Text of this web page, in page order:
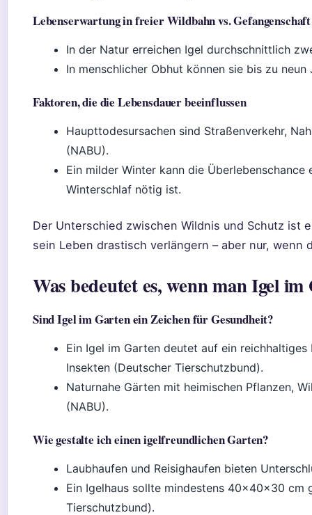
Lebenserwartung in freier Wildbahn vs. Gefangenschaft
In der Natur erreichen Igel durchschnittlich
In menschlicher Obhut können sie bis zu
Faktoren, die die Lebensdauer beeinflussen
Haupttodesursachen sind Straßenverkehr,
(NABU).
Ein milder Winter kann die
Winterschlaf nötig ist.
Der Unterschied zwischen Wildnis und Schutz ist
sein Leben drastisch verlängern – aber nur, wenn
Was bedeutet es, wenn man Igel
Sind Igel im Garten ein Zeichen für Gesundheit?
Ein Igel im Garten deutet auf ein
Insekten (Deutscher Tierschutzbund).
Naturnahe Gärten mit heimischen Pflanzen,
(NABU).
Wie gestalte ich einen igelfreundlichen Garten?
Laubhaufen und Reisighaufen bieten
Ein Igelhaus sollte mindestens 40×40×30
Tierschutzbund).